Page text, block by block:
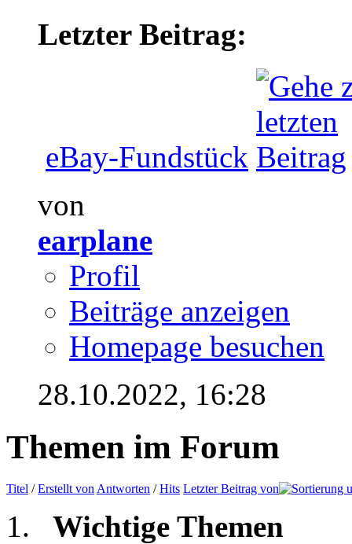
Letzter Beitrag:
eBay-Fundstück
von
earplane
Profil
Beiträge anzeigen
Homepage besuchen
28.10.2022, 16:28
Themen im Forum
Titel /Erstellt von Antworten /Hits Letzter Beitrag von
Wichtige Themen